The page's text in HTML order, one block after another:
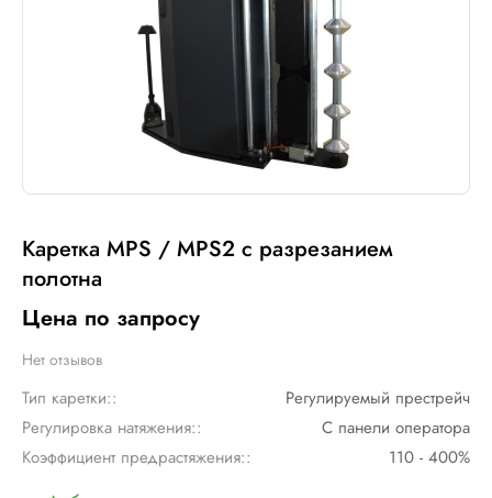
Каретка MPS / MPS2 с разрезанием
полотна
Цена по запросу
Нет отзывов
Тип каретки::
Регулируемый престрейч
Регулировка натяжения::
С панели оператора
Коэффициент предрастяжения::
110 - 400%